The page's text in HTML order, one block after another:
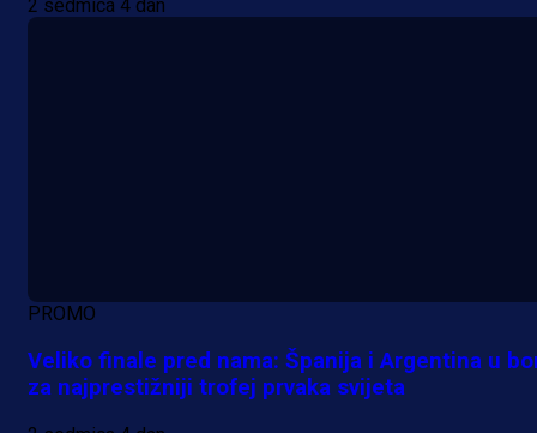
2 sedmica 4 dan
PROMO
Veliko finale pred nama: Španija i Argentina u
za najprestižniji trofej prvaka svijeta